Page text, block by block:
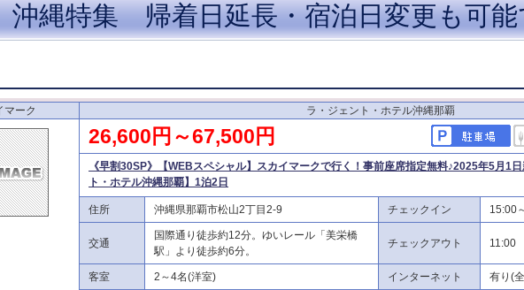
沖縄特集 帰着日延長・宿泊日変更も可能
マーク ラ・ジェント・ホテル沖縄那覇
26,600円～67,500円
《早割30SP》【WEBスペシャル】スカイマークで行く！事前座席指定無料♪2025年5月1
ト・ホテル沖縄那覇】1泊2日
住所 沖縄県那覇市松山2丁目2‐9 チェックイン 15:00
交通
国際通り徒歩約12分。ゆいレール「美栄橋
駅」より徒歩約6分。
チェックアウト 11:00
客室 2～4名(洋室) インターネット 有り(